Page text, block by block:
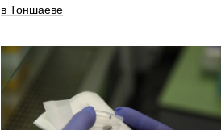
в Тоншаеве